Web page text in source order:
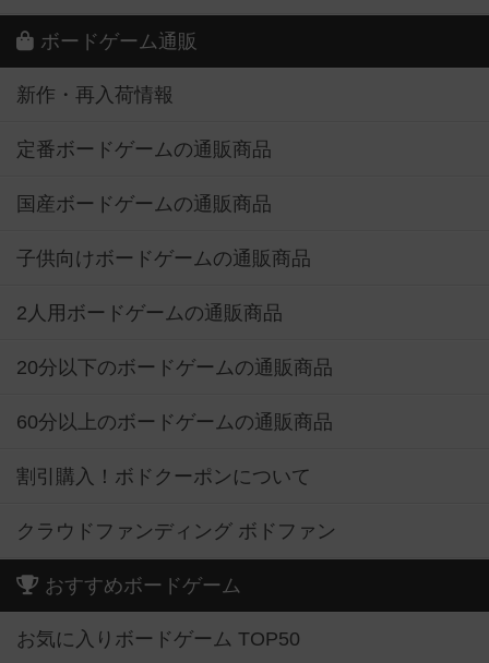
ボードゲーム通販
新作・再入荷情報
定番ボードゲームの通販商品
国産ボードゲームの通販商品
子供向けボードゲームの通販商品
2人用ボードゲームの通販商品
20分以下のボードゲームの通販商品
60分以上のボードゲームの通販商品
割引購入！ボドクーポンについて
クラウドファンディング ボドファン
おすすめボードゲーム
お気に入りボードゲーム TOP50